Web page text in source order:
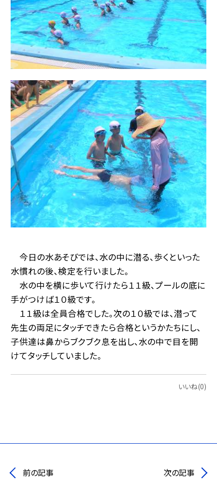
今日の水あそびでは、水の中に潜る、歩くといった
水慣れの後、検定を行いました。
水の中を横に歩いて行けたら１１級、プールの底に
手がつけば１０級です。
１１級は全員合格でした。次の１０級では、潜って
先生の両足にタッチできたら合格というかたちにし、
子供達は鼻からブクブク息を出し、水の中で目を開
けてタッチしていました。
いいね(0)
前の記事 次の記事